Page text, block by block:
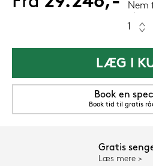
Nem
LÆG I
Book en
Book tid til gratis
Gratis
Læs mere